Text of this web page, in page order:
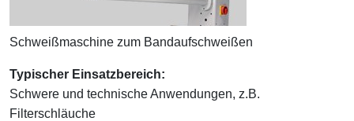
Schweißmaschine zum Bandaufschweißen
Typischer Einsatzbereich:
Schwere und technische Anwendungen, z.B.
Filterschläuche